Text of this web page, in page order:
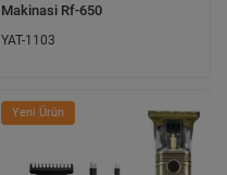
Makinasi Rf-650
YAT-1103
Yeni Ürün